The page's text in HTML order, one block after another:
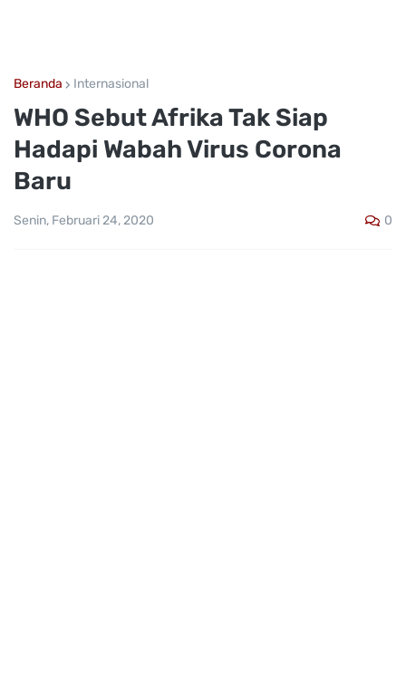
Beranda Internasional
WHO Sebut Afrika Tak Siap
Hadapi Wabah Virus Corona
Baru
Senin, Februari 24, 2020 0